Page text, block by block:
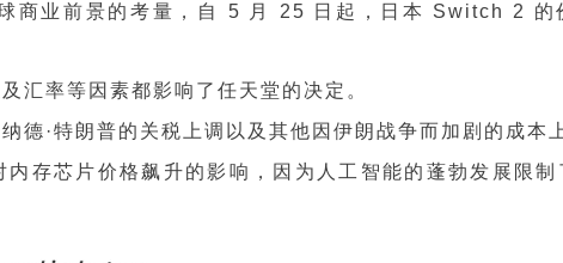
商业前景的考量，自 5 月 25 日起，日本 Switch 2 的
汇率等因素都影响了任天堂的决定。
德·特朗普的关税上调以及其他因伊朗战争而加剧的成本
存芯片价格飙升的影响，因为人工智能的蓬勃发展限制